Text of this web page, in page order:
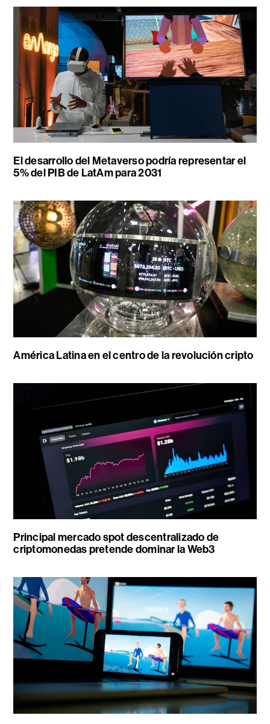
El desarrollo del Metaverso podría representar el
5% del PIB de LatAm para 2031
América Latina en el centro de la revolución cripto
Principal mercado spot descentralizado de
criptomonedas pretende dominar la Web3